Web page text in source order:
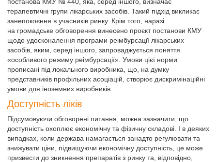
терапевтичні групи лікарських засобів. Такий підхід викликає
занепокоєння в учасників ринку. Крім того, наразі
на громадське обговорення винесено проєкт постанови КМУ
щодо удосконалення програми реімбурсації лікарських
засобів, яким, серед іншого, запроваджується поняття
«особливого режиму реімбурсації». Умови цієї норми
прописані під локального виробника, що, на думку
представників профільних асоціацій, створює дискримінаційні
умови для іноземних виробників.
Доступність ліків
Підсумовуючи обговорені питання, можна зазначити, що
доступність охоплює економічну та фізичну складові. І в деяких
випадках, коли держава намагається занадто регулювати та
знижувати ціни, підвищуючи економічну доступність, це може
призвести до зникнення препаратів з ринку та, відповідно,